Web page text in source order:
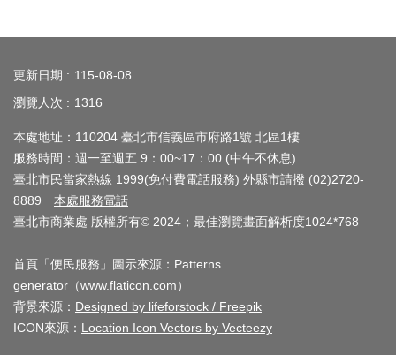
線
上
務
公
司
及
業
登
記
更新日期
115-08-08
瀏覽人次
1316
本處地址：110204 臺北市信義區市府路1號 北區1樓
服務時間：週一至週五 9：00~17：00 (中午不休息)
臺北市民當家熱線 1999(免付費電話服務) 外縣市請撥 (02)2720-
8889 本處服務電話
臺北市商業處 版權所有© 2024；最佳瀏覽畫面解析度1024*768
首頁「便民服務」圖示來源：Patterns
generator（www.flaticon.com）
背景來源： Designed by lifeforstock / Freepik
ICON來源： Location Icon Vectors by Vecteezy